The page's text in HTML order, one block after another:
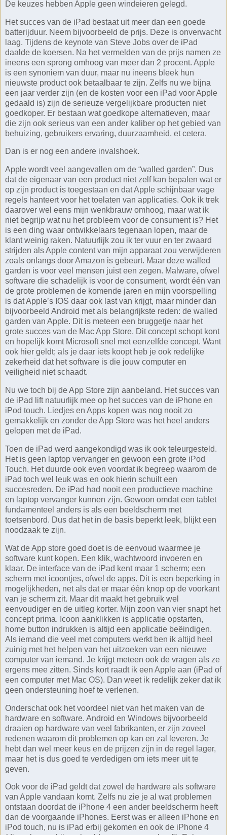
De keuzes hebben Apple geen windeieren gelegd.
Het succes van de iPad bestaat uit meer dan een goede
batterijduur. Neem bijvoorbeeld de prijs. Deze is onverwacht
laag. Tijdens de keynote van Steve Jobs over de iPad
daalde de koersen. Na het vermelden van de prijs namen ze
ineens een sprong omhoog van meer dan 2 procent. Apple
is een synoniem van duur, maar nu ineens bleek hun
nieuwste product ook betaalbaar te zijn. Zelfs nu we bijna
een jaar verder zijn (en de kosten voor een iPad voor Apple
gedaald is) zijn de serieuze vergelijkbare producten niet
goedkoper. Er bestaan wat goedkope alternatieven, maar
die zijn ook serieus van een ander kaliber op het gebied van
behuizing, gebruikers ervaring, duurzaamheid, et cetera.
Dan is er nog een andere invalshoek.
Apple wordt veel aangevallen om de “walled garden”. Dus
dat de eigenaar van een product niet zelf kan bepalen wat er
op zijn product is toegestaan en dat Apple schijnbaar vage
regels hanteert voor het toelaten van applicaties. Ook ik trek
daarover wel eens mijn wenkbrauw omhoog, maar wat ik
niet begrijp wat nu het probleem voor de consument is? Het
is een ding waar ontwikkelaars tegenaan lopen, maar de
klant weinig raken. Natuurlijk zou ik ter vuur en ter zwaard
strijden als Apple content van mijn apparaat zou verwijderen
zoals onlangs door Amazon is gebeurt. Maar deze walled
garden is voor veel mensen juist een zegen. Malware, ofwel
software die schadelijk is voor de consument, wordt één van
de grote problemen de komende jaren en mijn voorspelling
is dat Apple’s IOS daar ook last van krijgt, maar minder dan
bijvoorbeeld Android met als belangrijkste reden: de walled
garden van Apple. Dit is meteen een bruggetje naar het
grote succes van de Mac App Store. Dit concept schopt kont
en hopelijk komt Microsoft snel met eenzelfde concept. Want
ook hier geldt; als je daar iets koopt heb je ook redelijke
zekerheid dat het software is die jouw computer en
veiligheid niet schaadt.
Nu we toch bij de App Store zijn aanbeland. Het succes van
de iPad lift natuurlijk mee op het succes van de iPhone en
iPod touch. Liedjes en Apps kopen was nog nooit zo
gemakkelijk en zonder de App Store was het heel anders
gelopen met de iPad.
Toen de iPad werd aangekondigd was ik ook teleurgesteld.
Het is geen laptop vervanger en gewoon een grote iPod
Touch. Het duurde ook even voordat ik begreep waarom de
iPad toch wel leuk was en ook hierin schuilt een
succesreden. De iPad had nooit een productieve machine
en laptop vervanger kunnen zijn. Gewoon omdat een tablet
fundamenteel anders is als een beeldscherm met
toetsenbord. Dus dat het in de basis beperkt leek, blijkt een
noodzaak te zijn.
Wat de App store goed doet is de eenvoud waarmee je
software kunt kopen. Een klik, wachtwoord invoeren en
klaar. De interface van de iPad kent maar 1 scherm; een
scherm met icoontjes, ofwel de apps. Dit is een beperking in
mogelijkheden, net als dat er maar één knop op de voorkant
van je scherm zit. Maar dit maakt het gebruik wel
eenvoudiger en de uitleg korter. Mijn zoon van vier snapt het
concept prima. Icoon aanklikken is applicatie opstarten,
home button indrukken is altijd een applicatie beëindigen.
Als iemand die veel met computers werkt ben ik altijd heel
zuinig met het helpen van het uitzoeken van een nieuwe
computer van iemand. Je krijgt meteen ook de vragen als ze
ergens mee zitten. Sinds kort raadt ik een Apple aan (iPad of
een computer met Mac OS). Dan weet ik redelijk zeker dat ik
geen ondersteuning hoef te verlenen.
Onderschat ook het voordeel niet van het maken van de
hardware en software. Android en Windows bijvoorbeeld
draaien op hardware van veel fabrikanten, er zijn zoveel
redenen waarom dit problemen op kan en zal leveren. Je
hebt dan wel meer keus en de prijzen zijn in de regel lager,
maar het is dus goed te verdedigen om iets meer uit te
geven.
Ook voor de iPad geldt dat zowel de hardware als software
van Apple vandaan komt. Zelfs nu zie je al wat problemen
ontstaan doordat de iPhone 4 een ander beeldscherm heeft
dan de voorgaande iPhones. Eerst was er alleen iPhone en
iPod touch, nu is iPad erbij gekomen en ook de iPhone 4